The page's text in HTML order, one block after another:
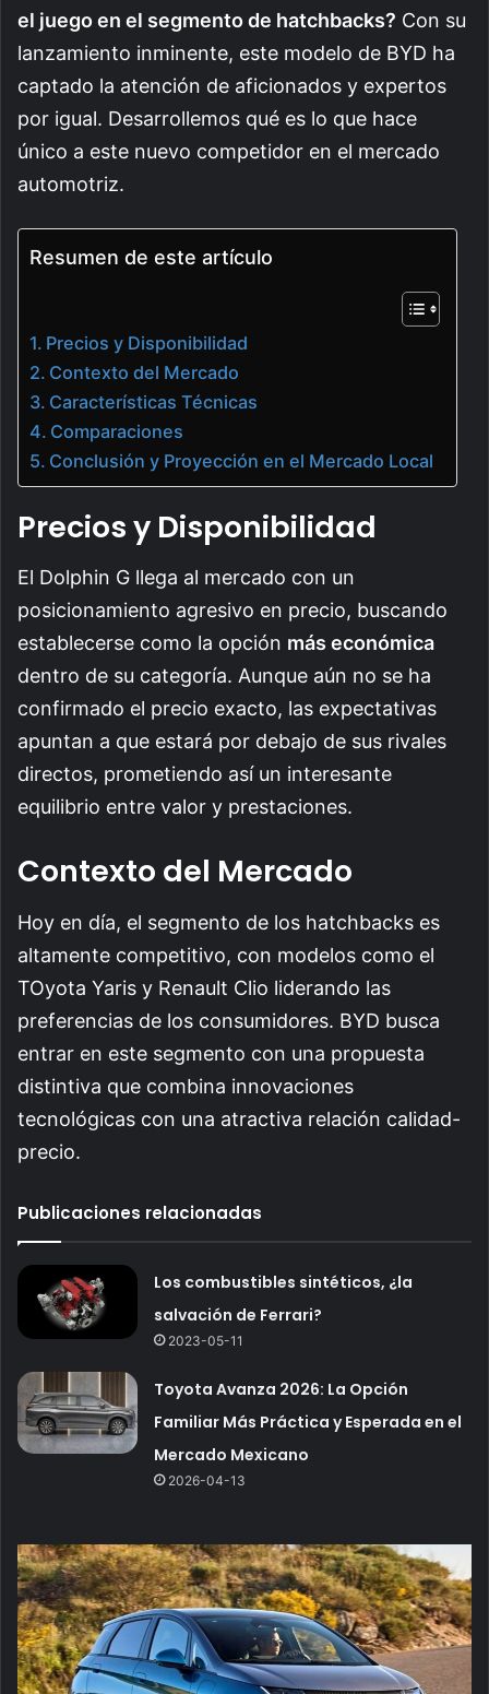
el juego en el segmento de hatchbacks? Con su
lanzamiento inminente, este modelo de BYD ha
captado la atención de aficionados y expertos
por igual. Desarrollemos qué es lo que hace
único a este nuevo competidor en el mercado
automotriz.
Resumen de este artículo
Precios y Disponibilidad
Contexto del Mercado
Características Técnicas
Comparaciones
Conclusión y Proyección en el Mercado Local
Precios y Disponibilidad
El Dolphin G llega al mercado con un
posicionamiento agresivo en precio, buscando
establecerse como la opción más económica
dentro de su categoría. Aunque aún no se ha
confirmado el precio exacto, las expectativas
apuntan a que estará por debajo de sus rivales
directos, prometiendo así un interesante
equilibrio entre valor y prestaciones.
Contexto del Mercado
Hoy en día, el segmento de los hatchbacks es
altamente competitivo, con modelos como el
TOyota Yaris y Renault Clio liderando las
preferencias de los consumidores. BYD busca
entrar en este segmento con una propuesta
distintiva que combina innovaciones
tecnológicas con una atractiva relación calidad-
precio.
Publicaciones relacionadas
Los combustibles sintéticos, ¿la
salvación de Ferrari?
2023-05-11
Toyota Avanza 2026: La Opción
Familiar Más Práctica y Esperada en el
Mercado Mexicano
2026-04-13